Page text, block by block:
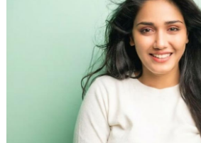
स्टेशनची पायरी चढताना…’
या पुस्तकाला मोठी मागणी
जुलै 11, 2026
खरा गुन्हेगार कोण?
ताज्या बातम्या